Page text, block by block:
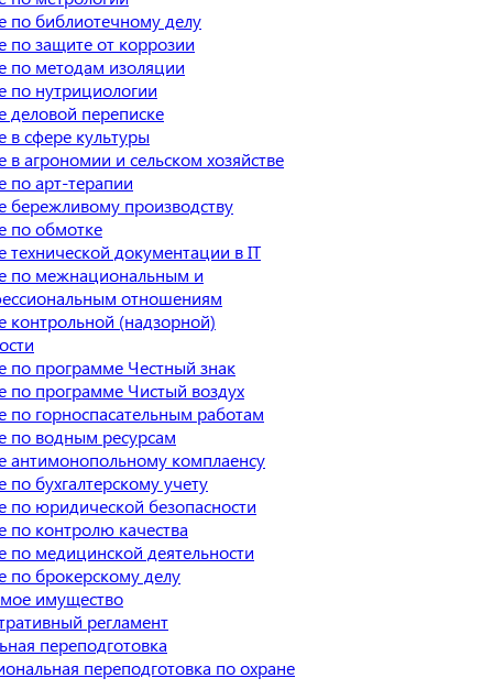
по библиотечному делу
по защите от коррозии
по методам изоляции
по нутрициологии
деловой переписке
в сфере культуры
в агрономии и сельском хозяйстве
по арт-терапии
бережливому производству
по обмотке
технической документации в IT
по межнациональным и
отношениям
контрольной (надзорной)
по программе Честный знак
по программе Чистый воздух
по горноспасательным работам
по водным ресурсам
антимонопольному комплаенсу
по бухгалтерскому учету
по юридической безопасности
по контролю качества
по медицинской деятельности
по брокерскому делу
имущество
регламент
переподготовка
переподготовка по охране